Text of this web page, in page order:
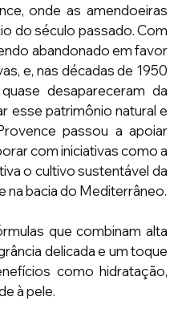
onde as amendoeiras
do século passado. Com
abandonado em favor
e, nas décadas de 1950
desapareceram da
esse patrimônio natural e
passou a apoiar
com iniciativas como a
o cultivo sustentável da
na bacia do Mediterrâneo.
que combinam alta
delicada e um toque
como hidratação,
à pele.